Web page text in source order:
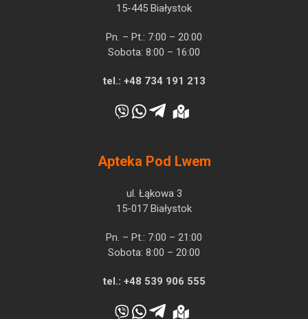
15-445 Białystok
Pn. – Pt.: 7:00 – 20:00
Sobota: 8:00 – 16:00
tel.: +48 734 191 213
Apteka Pod Lwem
ul. Łąkowa 3
15-017 Białystok
Pn. – Pt.: 7:00 – 21:00
Sobota: 8:00 – 20:00
tel.: +48 539 906 555